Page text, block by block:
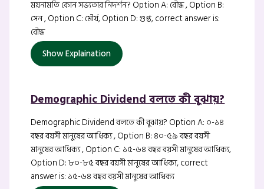
ময়নামতি কোন সভ্যতার নিদর্শন? Option A: বৌদ্ধ , Option B:
সেন , Option C: মৌর্য, Option D: গুপ্ত, correct answer is:
বৌদ্ধ
Show Explaination
Demographic Dividend বলতে কী বুঝায়?
Demographic Dividend বলতে কী বুঝায়? Option A: ০-১৪
বছর বয়সী মানুষের আধিক্য , Option B: ৪০-৫৯ বছর বয়সী
মানুষের আধিক্য , Option C: ১৫-৬৪ বছর বয়সী মানুষের আধিক্য,
Option D: ৮০-৮৫ বছর বয়সী মানুষের আধিক্য, correct
answer is: ১৫-৬৪ বছর বয়সী মানুষের আধিক্য